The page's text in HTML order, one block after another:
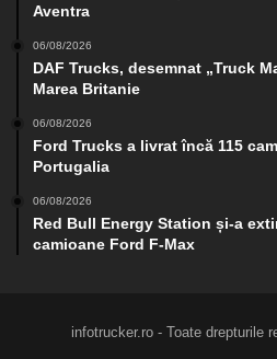
Aventra
06/08/2026
DAF Trucks, desemnat „Truck
Marea Britanie
06/08/2026
Ford Trucks a livrat încă 115
Portugalia
06/08/2026
Red Bull Energy Station și-a
camioane Ford F-Max
infotrucker.ro - Toate drepturile